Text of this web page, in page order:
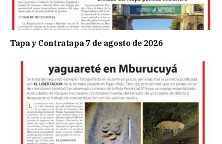
Tapa y Contratapa 7 de agosto de 2026